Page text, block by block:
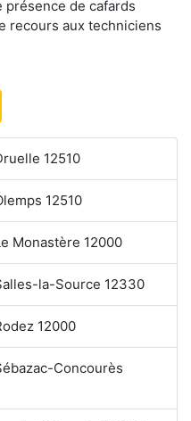
présence de cafards
recours aux techniciens
12510
12510
Monastère 12000
la-Source 12330
12000
Concourès